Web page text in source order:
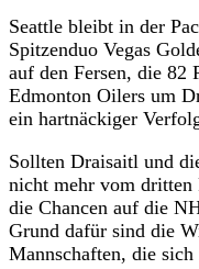
Seattle bleibt in der
Spitzenduo Vegas
auf den Fersen, die 82
Edmonton Oilers um
ein hartnäckiger
Sollten Draisaitl und
nicht mehr vom dritten
die Chancen auf die
Grund dafür sind die
Mannschaften, die